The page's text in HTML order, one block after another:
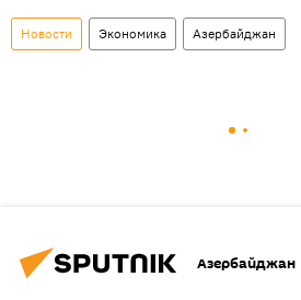
Новости Экономика Азербайджан
Азербайджан